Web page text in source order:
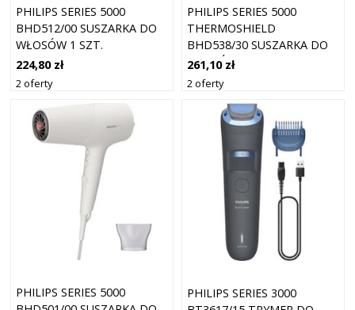
PHILIPS SERIES 5000
BHD512/00 SUSZARKA DO
WŁOSÓW 1 SZT.
224,80 zł
2 oferty
PHILIPS SERIES 5000
THERMOSHIELD
BHD538/30 SUSZARKA DO
WŁOSÓW 1 SZT.
261,10 zł
2 oferty
PHILIPS SERIES 5000
PHILIPS SERIES 3000